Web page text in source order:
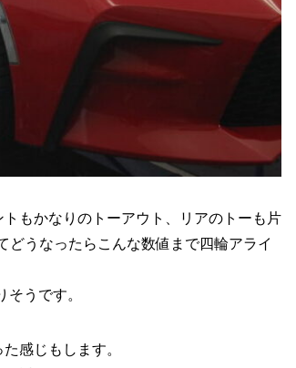
もかなりのトーアウト、リアのトーも片
うなったらこんな数値まで四輪アライ
うです。
感じもします。